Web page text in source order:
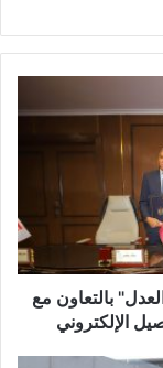
بالتعاون مع
الإلكتروني